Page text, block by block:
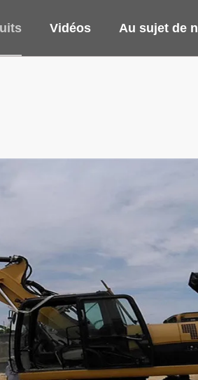
Vidéos Au sujet de